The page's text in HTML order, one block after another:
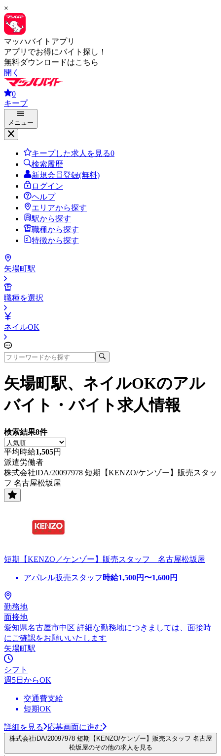
×
マッハバイトアプリ
アプリでお得にバイト探し！
無料ダウンロードはこちら
開く
0
キープ
メニュー
キープした求人を見る0
検索履歴
新規会員登録(無料)
ログイン
ヘルプ
エリアから探す
駅から探す
職種から探す
特徴から探す
矢場町駅
職種を選択
ネイルOK
矢場町駅、ネイルOKのアル
バイト・バイト求人情報
検索結果8件
平均時給1,505円
派遣労働者
株式会社iDA/20097978 短期【KENZO/ケンゾー】販売スタッ
フ 名古屋松坂屋
短期【KENZO／ケンゾー】販売スタッフ 名古屋松坂屋
アパレル販売スタッフ 時給1,500円〜1,600円
勤務地
面接地
愛知県名古屋市中区 詳細な勤務地につきましては、面接時
にご確認をお願いいたします
矢場町駅
シフト
週5日からOK
交通費支給
短期OK
詳細を見る 応募画面に進む
株式会社iDA/20097978 短期【KENZO/ケンゾー】販売スタッフ 名古屋
松坂屋のその他の求人を見る